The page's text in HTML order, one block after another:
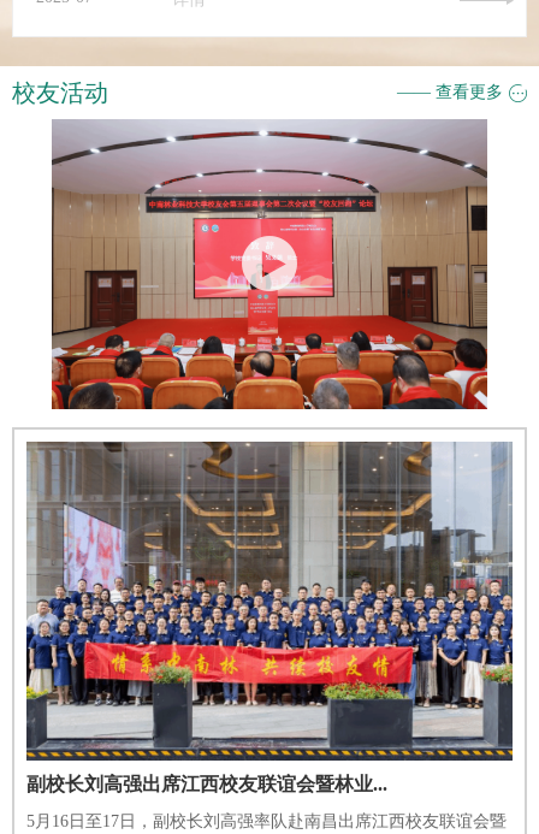
校友活动 —— 查看更多
副校长刘高强出席江西校友联谊会暨林业...
5月16日至17日，副校长刘高强率队赴南昌出席江西校友联谊会暨